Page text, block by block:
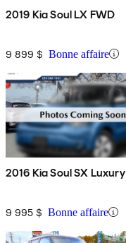
2019 Kia Soul LX FWD
9 899 $ Bonne affaire
2016 Kia Soul SX Luxury
9 995 $ Bonne affaire